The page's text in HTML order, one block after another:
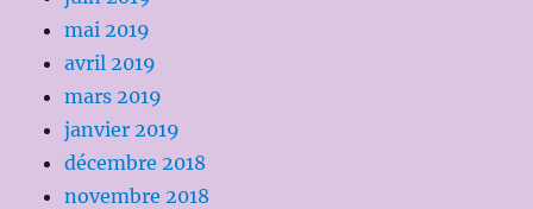
mai 2019
avril 2019
mars 2019
janvier 2019
décembre 2018
novembre 2018